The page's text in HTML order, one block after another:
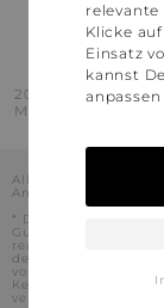
2016 - 2026 ©
Made for you with
Alle Preise inkl. der
Angaben ohne
* Die angezeigten
Gutschein-Codes auf
realisiert werden
der Gutschein-
vorkommen, dass
Kenntnisstand bei
verwendet werden
relevante
Klicke
Einsatz
kannst